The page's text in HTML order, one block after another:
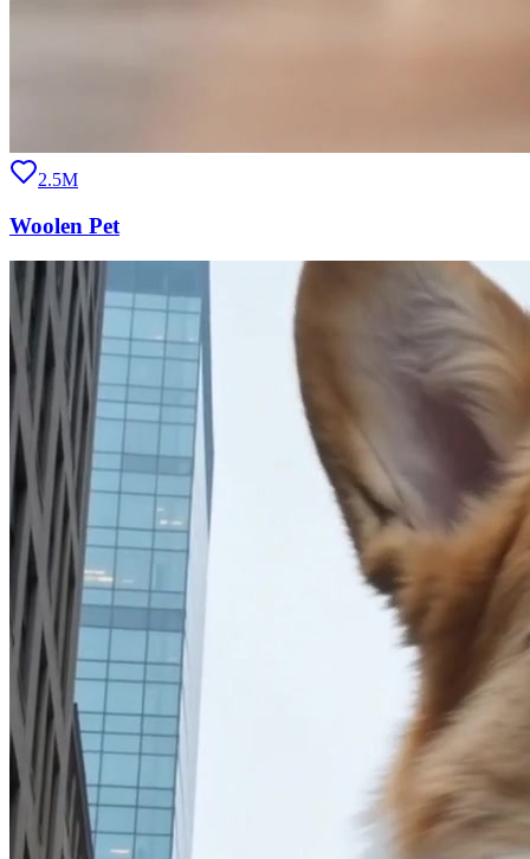
2.5M
Woolen Pet